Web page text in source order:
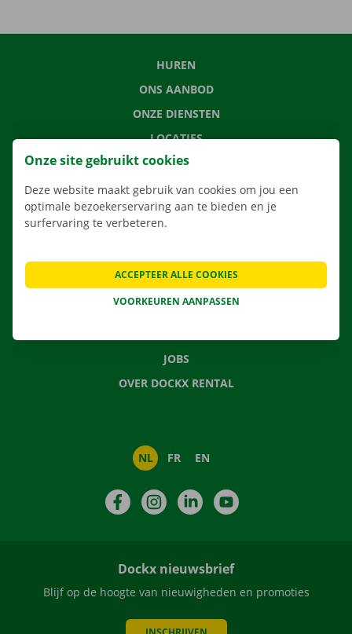
HUREN
ONS AANBOD
ONZE DIENSTEN
LOCATIES
APP
VERHUISOPLOSSINGEN
CONTACTEER ONS
VEELGESTELDE VRAGEN
NIEUWS
JOBS
OVER DOCKX RENTAL
NL FR EN
FacebookInstagramLinkedIn
Dockx nieuwsbrief
Blijf op de hoogte van nieuwigheden en promoties
Onze site gebruikt cookies
Deze website maakt gebruik van cookies om jou een
optimale bezoekerservaring aan te bieden en je
surfervaring te verbeteren.
VOORKEUREN AANPASSEN
ACCEPTEER ALLE COOKIES